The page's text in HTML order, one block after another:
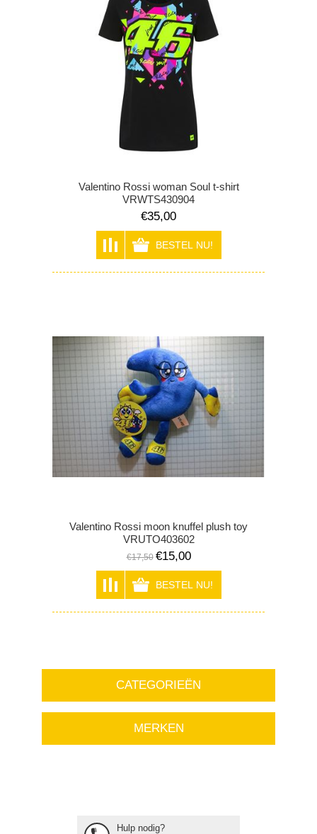
Valentino Rossi woman Soul t-shirt
VRWTS430904
€35,00
Valentino Rossi moon knuffel plush toy
VRUTO403602
€17,50 €15,00
CATEGORIEËN
MERKEN
Hulp nodig?